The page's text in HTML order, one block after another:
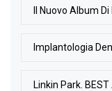
Il Nuovo Album
Implantologia
Linkin Park. BEST